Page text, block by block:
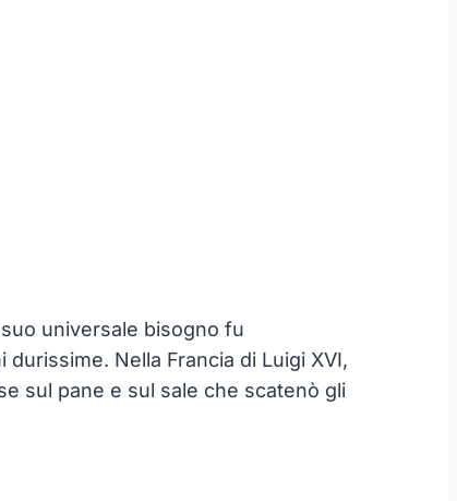
universale bisogno fu
Nella Francia di Luigi XVI,
sul pane e sul sale che scatenò gli